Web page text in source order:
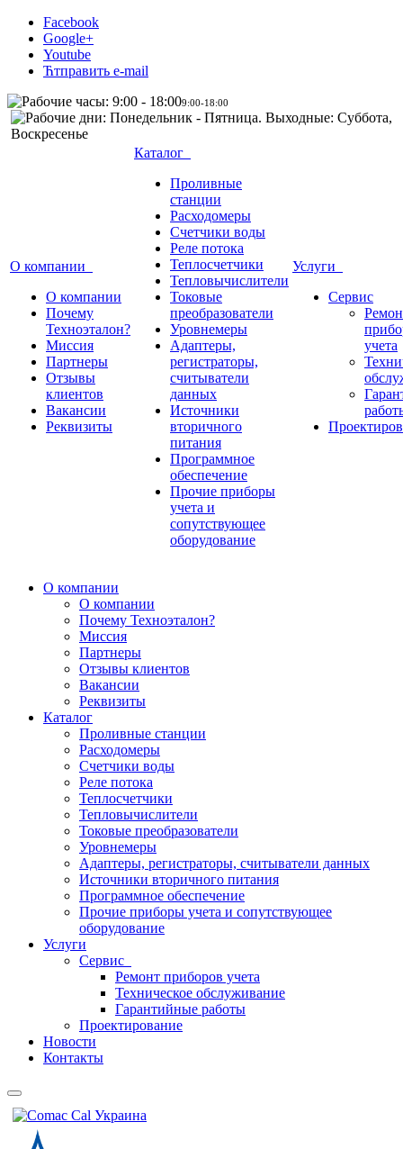
Facebook
Google+
Youtube
Ћтправить e-mail
9:00-18:00
О компании
О компании
Почему
Техноэталон?
Миссия
Партнеры
Отзывы
клиентов
Вакансии
Реквизиты
Каталог
Проливные
станции
Расходомеры
Счетчики воды
Реле потока
Теплосчетчики
Тепловычислители
Токовые
преобразователи
Уровнемеры
Адаптеры,
регистраторы,
считыватели
данных
Источники
вторичного
питания
Программное
обеспечение
Прочие приборы
учета и
сопутствующее
оборудование
Услуги
Сервис
учета
О компании
О компании
Почему Техноэталон?
Миссия
Партнеры
Отзывы клиентов
Вакансии
Реквизиты
Каталог
Проливные станции
Расходомеры
Счетчики воды
Реле потока
Теплосчетчики
Тепловычислители
Токовые преобразователи
Уровнемеры
Адаптеры, регистраторы, считыватели данных
Источники вторичного питания
Программное обеспечение
Прочие приборы учета и сопутствующее
оборудование
Услуги
Сервис
Ремонт приборов учета
Техническое обслуживание
Гарантийные работы
Проектирование
Новости
Контакты